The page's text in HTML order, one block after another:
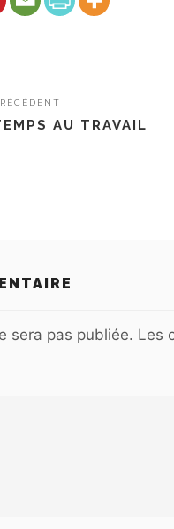
AU TRAVAIL
sera pas publiée. Les